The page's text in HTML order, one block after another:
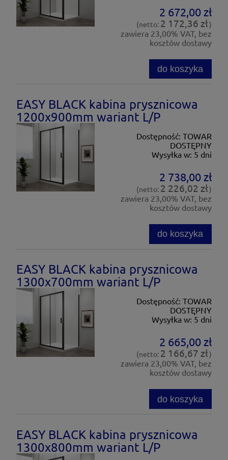
2 672,00 zł
(netto: 2 172,36 zł)
zawiera 23,00% VAT, bez
kosztów dostawy
do koszyka
EASY BLACK kabina prysznicowa
1200x900mm wariant L/P
Dostępność: TOWAR
DOSTĘPNY
Wysyłka w: 5 dni
2 738,00 zł
(netto: 2 226,02 zł)
zawiera 23,00% VAT, bez
kosztów dostawy
do koszyka
EASY BLACK kabina prysznicowa
1300x700mm wariant L/P
Dostępność: TOWAR
DOSTĘPNY
Wysyłka w: 5 dni
2 665,00 zł
(netto: 2 166,67 zł)
zawiera 23,00% VAT, bez
kosztów dostawy
do koszyka
EASY BLACK kabina prysznicowa
1300x800mm wariant L/P